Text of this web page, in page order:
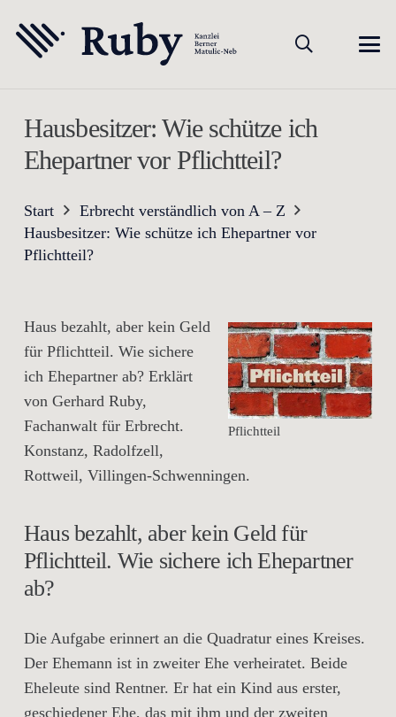
Hausbesitzer: Wie schütze ich
Ehepartner vor Pflichtteil?
Start
Erbrecht verständlich von A – Z
Hausbesitzer: Wie schütze ich Ehepartner vor
Pflichtteil?
Pflichtteil
Haus bezahlt, aber kein Geld
für Pflichtteil. Wie sichere
ich Ehepartner ab? Erklärt
von Gerhard Ruby,
Fachanwalt für Erbrecht.
Konstanz, Radolfzell,
Rottweil, Villingen-Schwenningen.
Haus bezahlt, aber kein Geld für
Pflichtteil. Wie sichere ich Ehepartner
ab?
Die Aufgabe erinnert an die Quadratur eines Kreises.
Der Ehemann ist in zweiter Ehe verheiratet. Beide
Eheleute sind Rentner. Er hat ein Kind aus erster,
geschiedener Ehe, das mit ihm und der zweiten